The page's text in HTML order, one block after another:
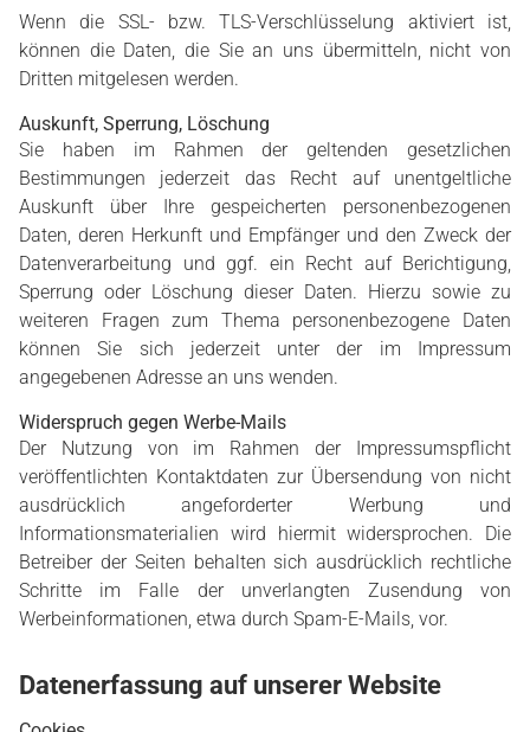
Wenn die SSL- bzw. TLS-Verschlüsselung aktiviert ist,
können die Daten, die Sie an uns übermitteln, nicht von
Dritten mitgelesen werden.
Auskunft, Sperrung, Löschung
Sie haben im Rahmen der geltenden gesetzlichen
Bestimmungen jederzeit das Recht auf unentgeltliche
Auskunft über Ihre gespeicherten personenbezogenen
Daten, deren Herkunft und Empfänger und den Zweck der
Datenverarbeitung und ggf. ein Recht auf Berichtigung,
Sperrung oder Löschung dieser Daten. Hierzu sowie zu
weiteren Fragen zum Thema personenbezogene Daten
können Sie sich jederzeit unter der im Impressum
angegebenen Adresse an uns wenden.
Widerspruch gegen Werbe-Mails
Der Nutzung von im Rahmen der Impressumspflicht
veröffentlichten Kontaktdaten zur Übersendung von nicht
ausdrücklich angeforderter Werbung und
Informationsmaterialien wird hiermit widersprochen. Die
Betreiber der Seiten behalten sich ausdrücklich rechtliche
Schritte im Falle der unverlangten Zusendung von
Werbeinformationen, etwa durch Spam-E-Mails, vor.
Datenerfassung auf unserer Website